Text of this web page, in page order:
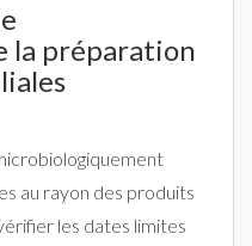
la préparation
au rayon des produits
les dates limites